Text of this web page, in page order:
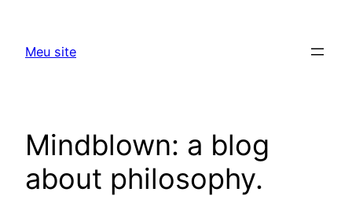
content
Meu site
Mindblown: a blog
about philosophy.